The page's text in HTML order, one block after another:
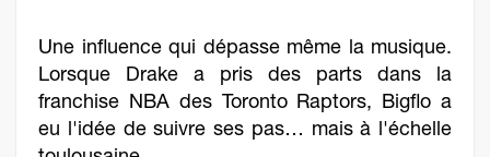
Une influence qui dépasse même la musique.
Lorsque Drake a pris des parts dans la
franchise NBA des Toronto Raptors, Bigflo a
eu l'idée de suivre ses pas… mais à l'échelle